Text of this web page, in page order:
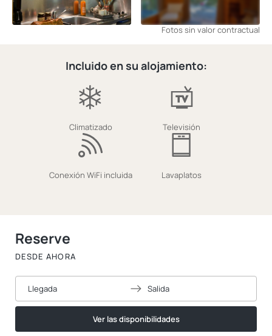
Fotos sin valor contractual
Incluido en su alojamiento:
Climatizado Televisión
Conexión WiFi incluida Lavaplatos
Reserve
DESDE AHORA
Llegada Salida
Ver las disponibilidades